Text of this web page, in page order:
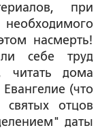
при
необходимого
насмерть!
себе труд
читать дома
Евангелие (что
отцов
даты